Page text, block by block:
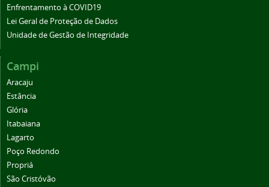
Enfrentamento à COVID19
Lei Geral de Proteção de Dados
Unidade de Gestão de Integridade
Campi
Aracaju
Estância
Glória
Itabaiana
Lagarto
Poço Redondo
Propriá
São Cristóvão